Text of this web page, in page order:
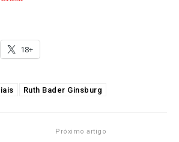
18+
Ruth Bader Ginsburg
Próximo artigo